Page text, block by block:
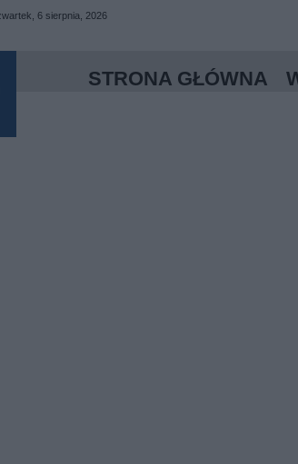
6 sierpnia, 2026
STRONA GŁÓWNA